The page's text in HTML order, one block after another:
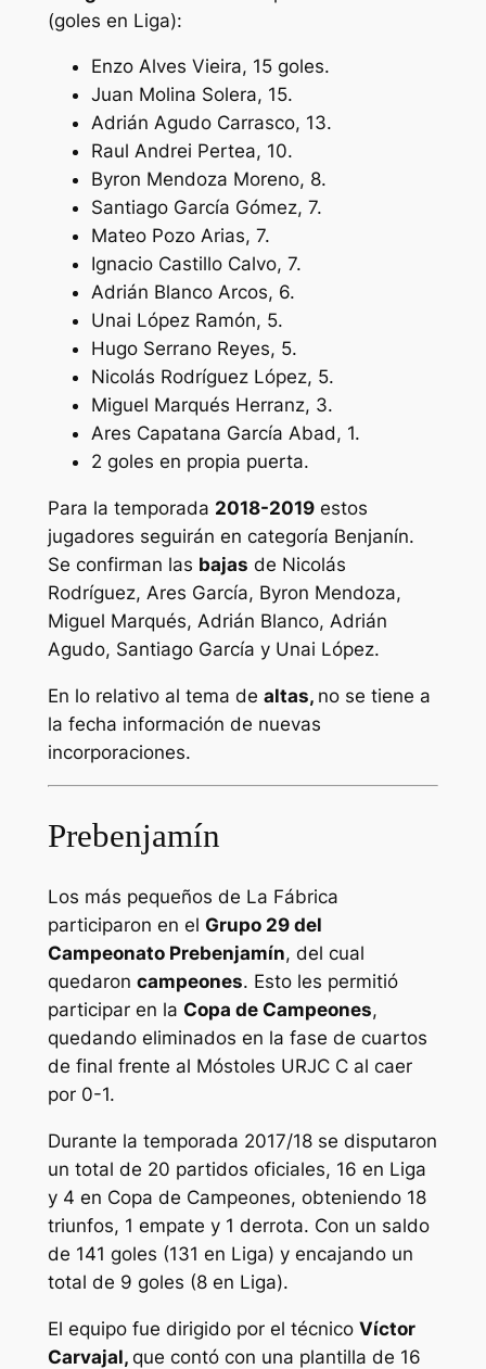
(goles en Liga):
Enzo Alves Vieira, 15 goles.
Juan Molina Solera, 15.
Adrián Agudo Carrasco, 13.
Raul Andrei Pertea, 10.
Byron Mendoza Moreno, 8.
Santiago García Gómez, 7.
Mateo Pozo Arias, 7.
Ignacio Castillo Calvo, 7.
Adrián Blanco Arcos, 6.
Unai López Ramón, 5.
Hugo Serrano Reyes, 5.
Nicolás Rodríguez López, 5.
Miguel Marqués Herranz, 3.
Ares Capatana García Abad, 1.
2 goles en propia puerta.
Para la temporada 2018-2019estos
jugadores seguirán en categoría Benjanín.
Se confirman las bajas de Nicolás
Rodríguez, Ares García, Byron Mendoza,
Miguel Marqués, Adrián Blanco, Adrián
Agudo, Santiago García y Unai López.
En lo relativo al tema de altas, no se tiene a
la fecha información de nuevas
incorporaciones.
Prebenjamín
Los más pequeños de La Fábrica
participaron en el Grupo 29 del
Campeonato Prebenjamín, del cual
quedaron campeones. Esto les permitió
participar en la Copa de Campeones,
quedando eliminados en la fase de cuartos
de final frente al Móstoles URJC C al caer
por 0-1.
Durante la temporada 2017/18 se disputaron
un total de 20 partidos oficiales, 16 en Liga
y 4 en Copa de Campeones, obteniendo 18
triunfos, 1 empate y 1 derrota. Con un saldo
de 141 goles (131 en Liga) y encajando un
total de 9 goles (8 en Liga).
El equipo fue dirigido por el técnico Víctor
Carvajal, que contó con una plantilla de 16